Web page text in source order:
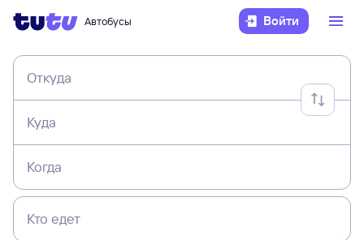
Автобусы Войти
Откуда
Куда
Когда
Кто едет